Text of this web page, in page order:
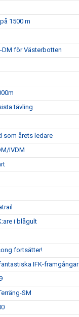
1500 m
DM för Västerbotten
tävling
som årets ledare
IVDM
i blågult
fortsätter!
IFK-framgångar
SM